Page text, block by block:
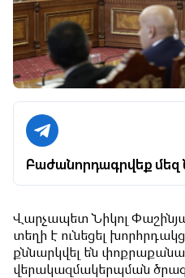
Բաժանորդագրվեք մեզ
Վարչապետ Նիկոլ
տեղի է ունեցել
քննարկվել են
վերակազմակերպման